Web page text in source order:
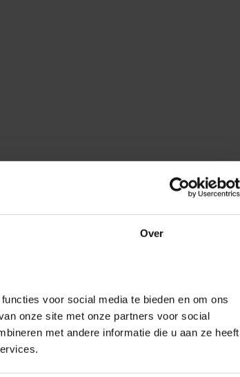
Over
voor social media te bieden en om ons
onze site met onze partners voor social
met andere informatie die u aan ze heeft